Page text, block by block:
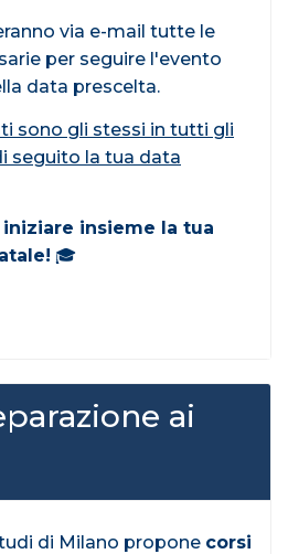
via e-mail tutte le
per seguire l'evento
data prescelta.
sono gli stessi in tutti gli
seguito la tua data
insieme la tua
🎓
ai
di Milano propone corsi